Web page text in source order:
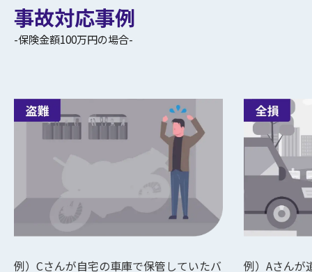
事故対応事例
例）Cさんが自宅の車庫で保管していたバ
例）Aさんが